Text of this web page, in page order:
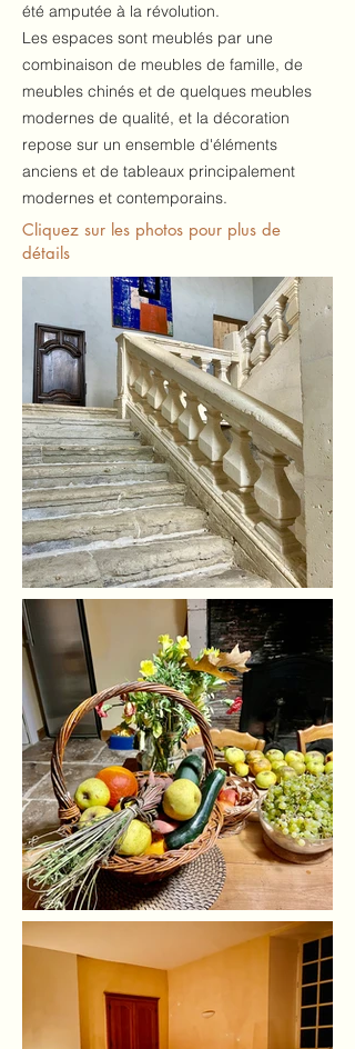
été amputée à la révolution.
Les espaces sont meublés par une
combinaison de meubles de famille, de
meubles chinés et de quelques meubles
modernes de qualité, et la décoration
repose sur un ensemble d'éléments
anciens et de tableaux principalement
modernes et contemporains.
Cliquez sur les photos pour plus de
détails